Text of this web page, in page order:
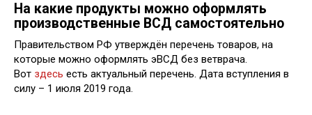
На какие продукты можно оформлять
производственные ВСД самостоятельно
Правительством РФ утверждён перечень товаров, на
которые можно оформлять эВСД без ветврача.
Вот здесь есть актуальный перечень. Дата вступления в
силу – 1 июля 2019 года.